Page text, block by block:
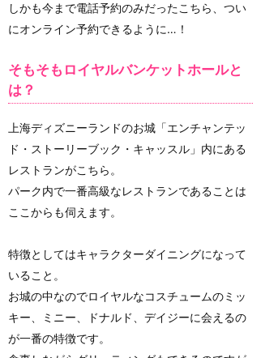
しかも今まで電話予約のみだったこちら、つい
にオンライン予約できるように…！
そもそもロイヤルバンケットホールと
は？
上海ディズニーランドのお城「エンチャンテッ
ド・ストーリーブック・キャッスル」内にある
レストランがこちら。
パーク内で一番高級なレストランであることは
ここからも伺えます。
特徴としてはキャラクターダイニングになって
いること。
お城の中なのでロイヤルなコスチュームのミッ
キー、ミニー、ドナルド、デイジーに会えるの
が一番の特徴です。